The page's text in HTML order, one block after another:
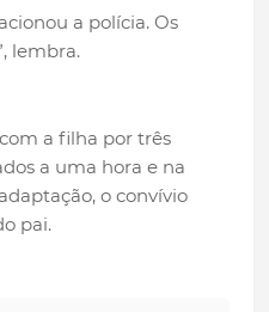
a polícia. Os
lembra.
a filha por três
a uma hora e na
o convívio
pai.